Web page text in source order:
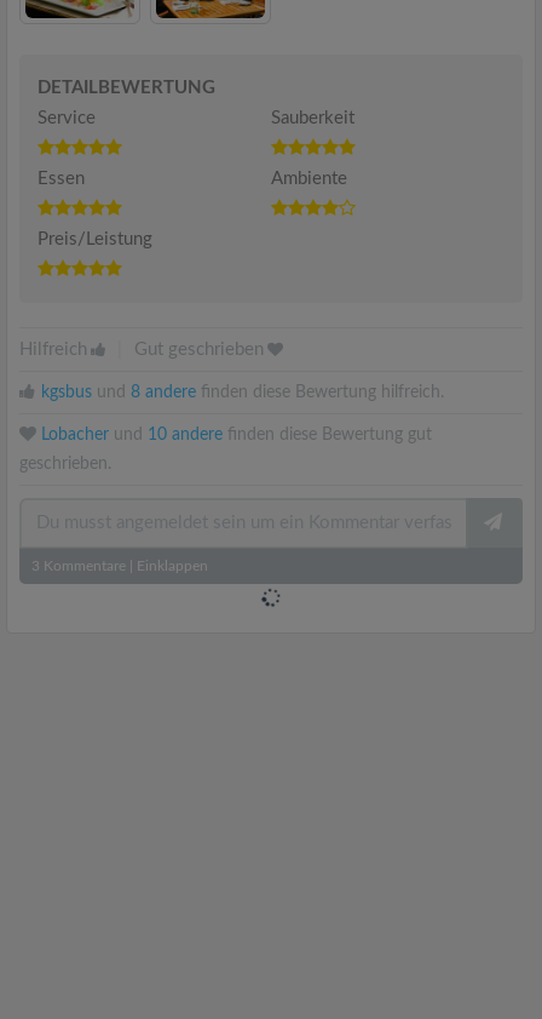
DETAILBEWERTUNG
Service
Sauberkeit
Essen Ambiente
Preis/Leistung
Hilfreich Gut geschrieben
kgsbus und 8 andere finden diese Bewertung hilfreich.
Lobacher und 10 andere finden diese Bewertung gut
geschrieben.
3 Kommentare Einklappen